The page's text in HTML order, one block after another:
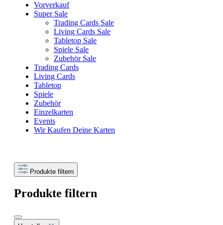
Vorverkauf
Super Sale
Trading Cards Sale
Living Cards Sale
Tabletop Sale
Spiele Sale
Zubehör Sale
Trading Cards
Living Cards
Tabletop
Spiele
Zubehör
Einzelkarten
Events
Wir Kaufen Deine Karten
Produkte filtern
Produkte filtern